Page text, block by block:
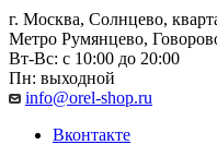
г. Москва, Солнцево,
Метро Румянцево,
Вт-Вс: с 10:00 до 20:00
Пн: выходной
info@orel-shop.ru
Вконтакте